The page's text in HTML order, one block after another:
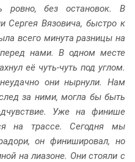
ровно, без остановок. В
Сергея Вязовича, быстро к
всего минута разницы на
перед нами. В одном месте
её чуть-чуть под углом.
они нырнули. Нам
за ними, могла бы быть
Уже на финише
на трассе. Сегодня мы
он финишировал, но
на лиазоне. Они стояли с